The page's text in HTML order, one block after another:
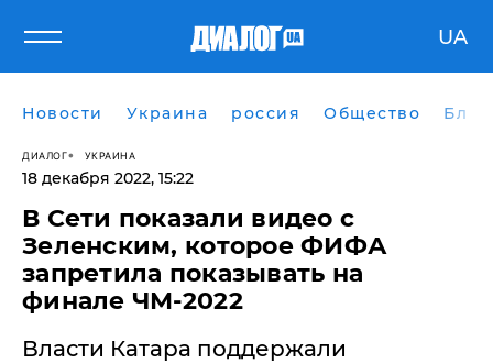
UA
Новости Украина россия Общество
ДИАЛОГ УКРАИНА
18 декабря 2022, 15:22
В Сети показали видео с
Зеленским, которое ФИФА
запретила показывать на
финале ЧМ-2022
Власти Катара поддержали